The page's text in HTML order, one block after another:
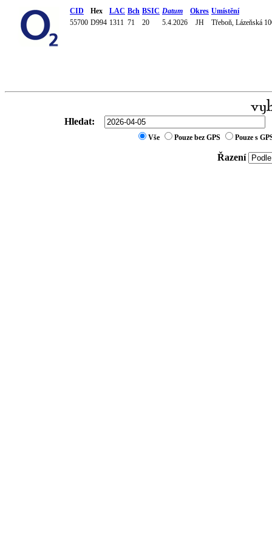
CID Hex LAC Bch BSIC Datum Okres Umístění
55700 D994 1311 71 20 5.4.2026 JH Třeboň, Lázeňská
Hledat:
Vše Pouze bez GPS Pouze s
Řazení